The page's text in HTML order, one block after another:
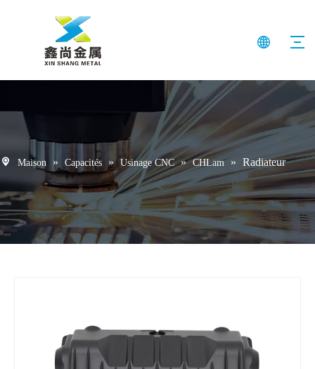
Maison » Capacités » Usinage CNC » CHLam » Radiateur